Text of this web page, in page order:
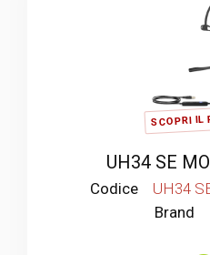
SCOPRI IL
UH34 SE
Codice
UH34
Brand